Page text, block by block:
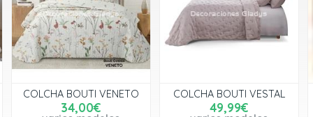
COLCHA BOUTI VENETO
34,00€
COLCHA BOUTI VESTAL
49,99€